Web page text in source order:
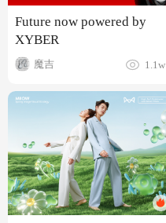
Future now powered by
XYBER
魔吉 1.1w